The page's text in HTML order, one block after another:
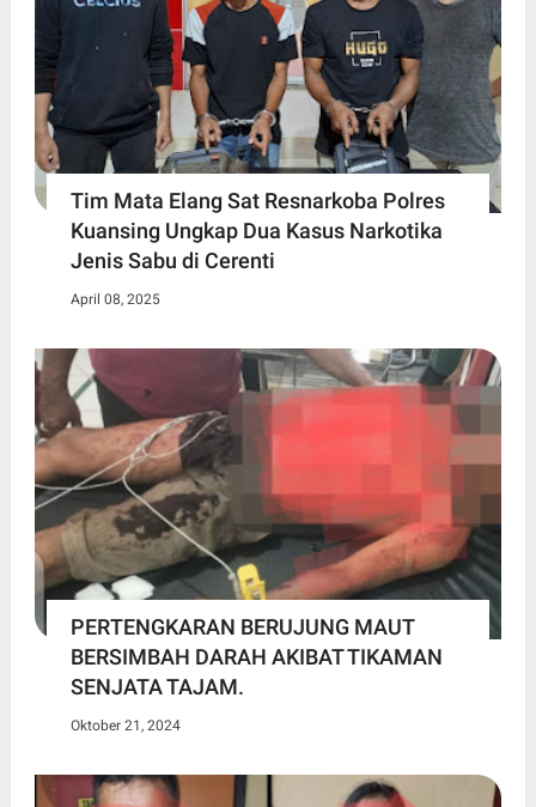
Tim Mata Elang Sat Resnarkoba Polres
Kuansing Ungkap Dua Kasus Narkotika
Jenis Sabu di Cerenti
April 08, 2025
PERTENGKARAN BERUJUNG MAUT
BERSIMBAH DARAH AKIBAT TIKAMAN
SENJATA TAJAM.
Oktober 21, 2024